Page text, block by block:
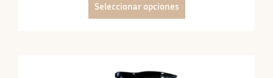
Seleccionar opciones